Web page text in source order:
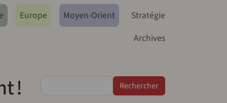
Europe Moyen-Orient
Stratégie
Archives
!